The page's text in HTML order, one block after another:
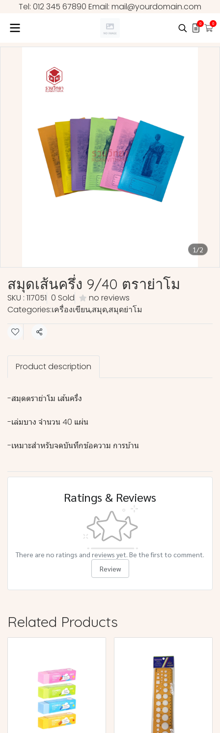
Tel: 012 345 67890 Email: mail@yourdomain.com
0 0
1/2
สมุดเส้นครึ่ง 9/40 ตราย่าโม
SKU : 117051 0 Sold
no reviews
Categories:เครื่องเขียน,สมุด,สมุดย่าโม
Share
Product description
-สมุดตราย่าโม เส้นครึ่ง
-เล่มบาง จำนวน 40 แผ่น
-เหมาะสำหรับจดบันทึกข้อความ การบ้าน
Ratings & Reviews
There are no ratings and reviews yet. Be the first to comment.
Review
Related Products